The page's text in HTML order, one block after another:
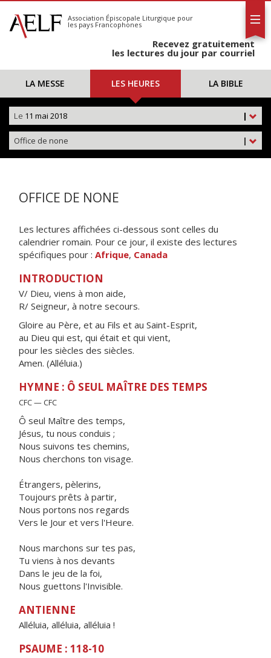
S'abonner
Calendrier
Association Épiscopale Liturgique pour
les pays Francophones
Recevez gratuitement
les lectures du jour par courriel
LA MESSE LES HEURES LA BIBLE
|
Le 11 mai 2018
|
Office de none
OFFICE DE NONE
Les lectures affichées ci-dessous sont celles du
calendrier romain. Pour ce jour, il existe des lectures
spécifiques pour : Afrique, Canada
INTRODUCTION
V/ Dieu, viens à mon aide,
R/ Seigneur, à notre secours.
Gloire au Père, et au Fils et au Saint-Esprit,
au Dieu qui est, qui était et qui vient,
pour les siècles des siècles.
Amen. (Alléluia.)
HYMNE : Ô SEUL MAÎTRE DES TEMPS
CFC — CFC
Ô seul Maître des temps,
Jésus, tu nous conduis ;
Nous suivons tes chemins,
Nous cherchons ton visage.
Étrangers, pèlerins,
Toujours prêts à partir,
Nous portons nos regards
Vers le Jour et vers l'Heure.
Nous marchons sur tes pas,
Tu viens à nos devants
Dans le jeu de la foi,
Nous guettons l'Invisible.
ANTIENNE
Alléluia, alléluia, alléluia !
PSAUME : 118-10